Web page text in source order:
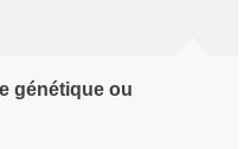
génétique ou